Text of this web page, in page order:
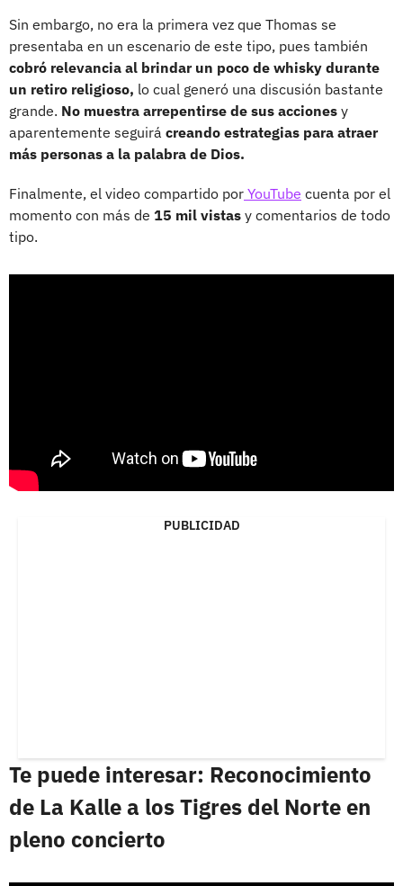
Sin embargo, no era la primera vez que Thomas se
presentaba en un escenario de este tipo, pues también
cobró relevancia al brindar un poco de whisky durante
un retiro religioso, lo cual generó una discusión bastante
grande. No muestra arrepentirse de sus acciones y
aparentemente seguirá creando estrategias para atraer
más personas a la palabra de Dios.
Finalmente, el video compartido por YouTube cuenta por el
momento con más de 15 mil vistas y comentarios de todo
tipo.
PUBLICIDAD
Te puede interesar: Reconocimiento
de La Kalle a los Tigres del Norte en
pleno concierto